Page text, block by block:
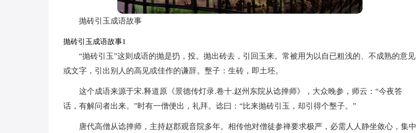
抛砖引玉成语故事
抛砖引玉成语故事1
“抛砖引玉”这则成语的抛是扔，投。抛出砖去，引回玉来。常被用为以自已粗浅的、不成熟的意见
或文字，引出别人的高见或佳作的谦辞。墼子：生砖，即土坯。
这个成语来源于宋.释道原《景德传灯录.卷十.赵州东院从谂掸师》，大众晚参，师云：“今夜答
话，有解问者出来。”时有一僧便出，礼拜。谂曰：“比来抛砖引玉，却引得个墼子。”
唐代高僧从谂掸师，主持赵郡观音院多年。相传他对僧徒参禅要求极严，必需人人静坐敛心，集中